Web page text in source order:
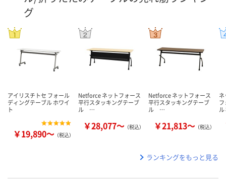
グ
アイリスチトセ フォール
ディングテーブル ホワイ
ト
￥19,890～ （税込）
Netforce ネットフォース
平行スタッキングテーブ
ル …
￥28,077～ （税込）
Netforce ネットフォース
平行スタッキングテーブ
ル …
￥21,813～ （税込）
ル
ランキングをもっと見る